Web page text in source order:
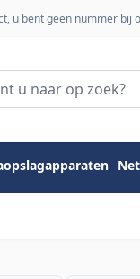
u bent geen nummer bij